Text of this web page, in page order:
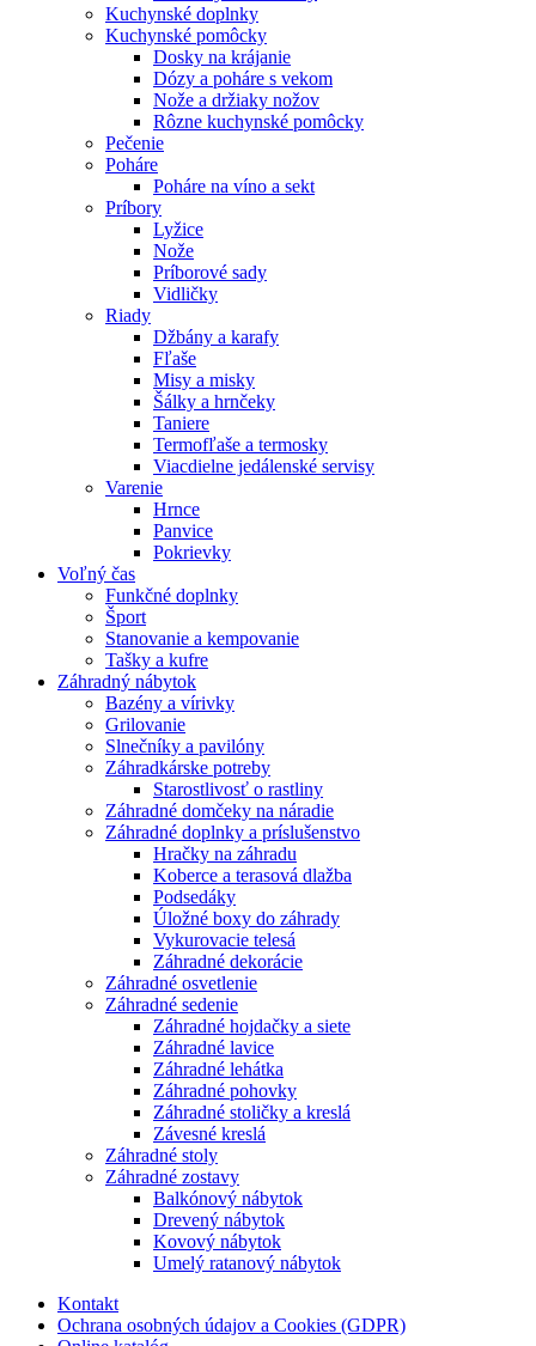
Kuchynské doplnky
Kuchynské pomôcky
Dosky na krájanie
Dózy a poháre s vekom
Nože a držiaky nožov
Rôzne kuchynské pomôcky
Pečenie
Poháre
Poháre na víno a sekt
Príbory
Lyžice
Nože
Príborové sady
Vidličky
Riady
Džbány a karafy
Fľaše
Misy a misky
Šálky a hrnčeky
Taniere
Termofľaše a termosky
Viacdielne jedálenské servisy
Varenie
Hrnce
Panvice
Pokrievky
Voľný čas
Funkčné doplnky
Šport
Stanovanie a kempovanie
Tašky a kufre
Záhradný nábytok
Bazény a vírivky
Grilovanie
Slnečníky a pavilóny
Záhradkárske potreby
Starostlivosť o rastliny
Záhradné domčeky na náradie
Záhradné doplnky a príslušenstvo
Hračky na záhradu
Koberce a terasová dlažba
Podsedáky
Úložné boxy do záhrady
Vykurovacie telesá
Záhradné dekorácie
Záhradné osvetlenie
Záhradné sedenie
Záhradné hojdačky a siete
Záhradné lavice
Záhradné lehátka
Záhradné pohovky
Záhradné stoličky a kreslá
Závesné kreslá
Záhradné stoly
Záhradné zostavy
Balkónový nábytok
Drevený nábytok
Kovový nábytok
Umelý ratanový nábytok
Kontakt
Ochrana osobných údajov a Cookies (GDPR)